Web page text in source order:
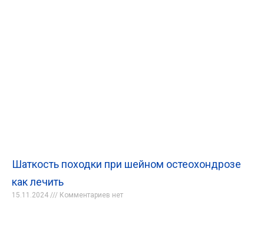
Шаткость походки при шейном остеохондрозе
как лечить
15.11.2024 Комментариев нет